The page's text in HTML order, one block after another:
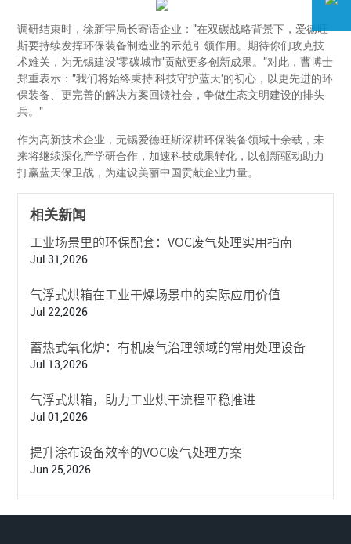
调研结束时，徐新宇局长寄语企业："在双碳战略背景下，爱德旺
斯要持续发挥环保装备制造业的示范引领作用。期待你们攻克技
术难关，为无锡建设'零碳城市'贡献更多创新成果。"对此，曹博士
郑重表示："我们将始终秉持'科技守护蓝天'的初心，以更先进的环
保装备、更完善的解决方案回馈社会，争做生态文明建设的排头
兵。"
作为高新技术企业，无锡爱德旺斯深耕环保装备领域十余载，未
来将继续深化产学研合作，加速科技成果转化，以创新驱动助力
打赢蓝天保卫战，为建设美丽中国贡献企业力量。
相关新闻
工业场景里的环保配套：VOC废气处理实用指南
Jul 31,2026
气浮式烘箱在工业干燥场景中的实际应用价值
Jul 22,2026
蓄热式氧化炉：有机废气治理领域的常用处理设备
Jul 13,2026
气浮式烘箱，助力工业烘干流程平稳推进
Jul 01,2026
提升涂布设备效率的VOC废气处理方案
Jun 25,2026